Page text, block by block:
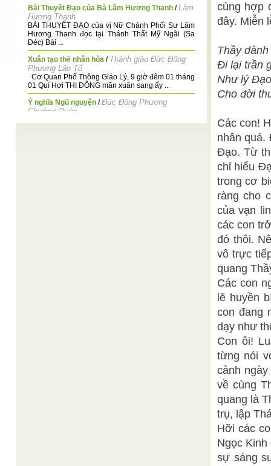
Bài Thuyết Đạo của Bà Lâm Hương Thanh /Lâm
Hương Thanh
BÀI THUYẾT ĐẠO của vị Nữ Chánh Phối Sư Lâm
Hương Thanh đọc tại Thánh Thất Mỹ Ngãi (Sa
Đéc) Bài ...
Xuân tạo thế nhân hòa / Thánh giáo Đức Đông
Phương Lão Tổ
Cơ Quan Phổ Thông Giáo Lý, 9 giờ đêm 01 tháng
01 Quí Hợi THI ĐÔNG mãn xuân sang ấy ...
Ý nghĩa Ngũ nguyện /Đức Đông Phương
Chưởng Quản
cùng hợp
đây. Miễn
Thầy
Đi lại trần
Như lý
Cho đời
Các con!
nhân quả.
Đạo. Từ
chỉ hiểu
trong cơ
ràng cho
của vạn
các con
đó thôi.
vô trực
quang
Các con
lẽ huyền
con đang
dạy như
Con ôi!
từng nói
cảnh
về cùng
quang là
trụ, lập
Hỡi các
Ngọc
sự sáng